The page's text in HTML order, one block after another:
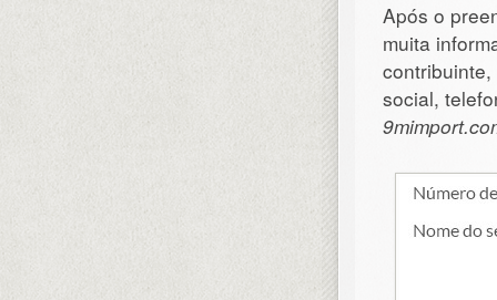
Após o
muita
social,